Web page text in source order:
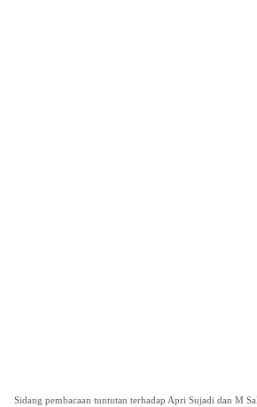
Sidang pembacaan tuntutan terhadap Apri Sujadi dan M